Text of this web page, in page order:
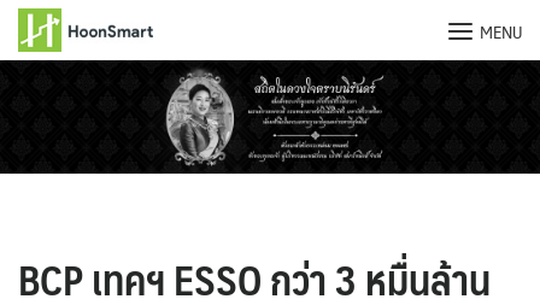
MENU
BCP เทคฯ ESSO กว่า 3 หมื่นล้าน